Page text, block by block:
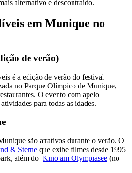
alternativo e descontraído.
em Munique no
de verão)
é a edição de verão do festival
no Parque Olímpico de Munique,
O evento com apelo
para todas as idades.
são atrativos durante o verão. O
& Sterne que exibe filmes desde 1995
além do Kino am Olympiasee (no